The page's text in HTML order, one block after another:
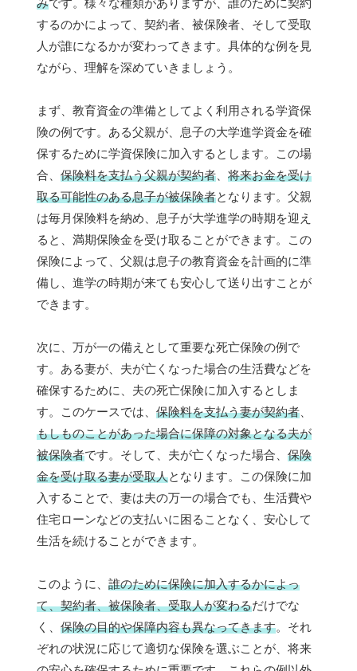
するのかによって、契約者、被保険者、そして受取
人が誰になるかが変わってきます。具体的な例を見
ながら、理解を深めていきましょう。
まず、教育資金の準備としてよく利用される学資保
険の例です。ある父親が、息子の大学進学資金を確
保するために学資保険に加入するとします。この場
合、 保険料を支払う父親が契約者
将来お金を受け
取る可能性のある息子が被保険者となります。父親
は毎月保険料を納め、息子が大学進学の時期を迎え
ると、満期保険金を受け取ることができます。この
保険によって、父親は息子の教育資金を計画的に準
備し、進学の時期が来ても安心して送り出すことが
できます。
次に、万が一の備えとして重要な死亡保険の例で
す。ある妻が、夫が亡くなった場合の生活費などを
確保するために、夫の死亡保険に加入するとしま
す。このケースでは、 保険料を支払う妻が契約者
もしものことがあった場合に保障の対象となる夫が
被保険者です。そして、夫が亡くなった場合、 保険
金を受け取る妻が受取人となります。この保険に加
入することで、妻は夫の万一の場合でも、生活費や
住宅ローンなどの支払いに困ることなく、安心して
生活を続けることができます。
このように、 誰のために保険に加入するかによっ
て、契約者、被保険者、受取人が変わるだけでな
く、 保険の目的や保障内容も異なってきます。それ
ぞれの状況に応じて適切な保険を選ぶことが、将来